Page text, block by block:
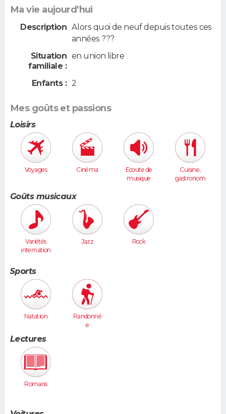
Ma vie aujourd'hui
Description Alors quoi de neuf depuis toutes ces
années ???
Situation
familiale :
en union libre
Enfants : 2
Mes goûts et passions
Loisirs
Voyages Cinéma
Ecoute de
musique
Cuisine,
gastronom
Goûts musicaux
Variétés
internation
Jazz Rock
Sports
Natation
Randonné
e
Lectures
Romans